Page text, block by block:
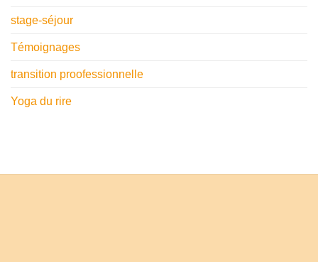
stage-séjour
Témoignages
transition proofessionnelle
Yoga du rire